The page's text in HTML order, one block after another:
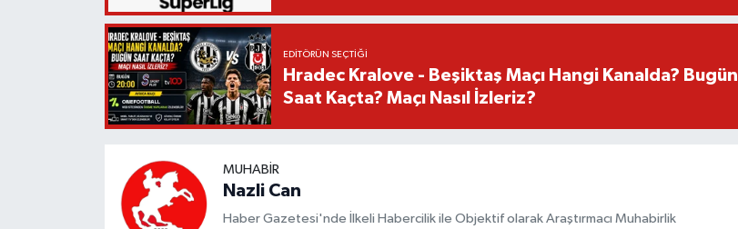
EDITÖRÜN SEÇTIĞI
Hradec Kralove - Beşiktaş Maçı Hangi Kanalda? Bugün
Saat Kaçta? Maçı Nasıl İzleriz?
MUHABIR
Nazli Can
Haber Gazetesi'nde İlkeli Habercilik ile Objektif olarak Araştırmacı Muhabirlik